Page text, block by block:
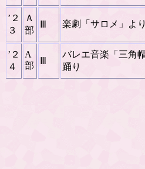
’２
３
Ａ
部
楽劇「サロメ」よ
’２
４
A
部
バレエ音楽「三角
踊り